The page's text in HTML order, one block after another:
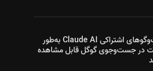
گفت‌وگوهای اشتراکی Claude AI به‌طور
در جست‌وجوی گوگل قابل مشاهده